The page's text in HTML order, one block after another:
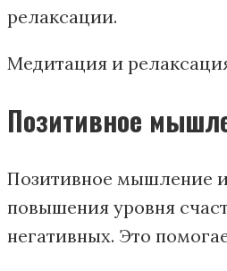
релаксации.
Медитация и
Позитивное
Позитивное мышление
повышения уровня
негативных. Это